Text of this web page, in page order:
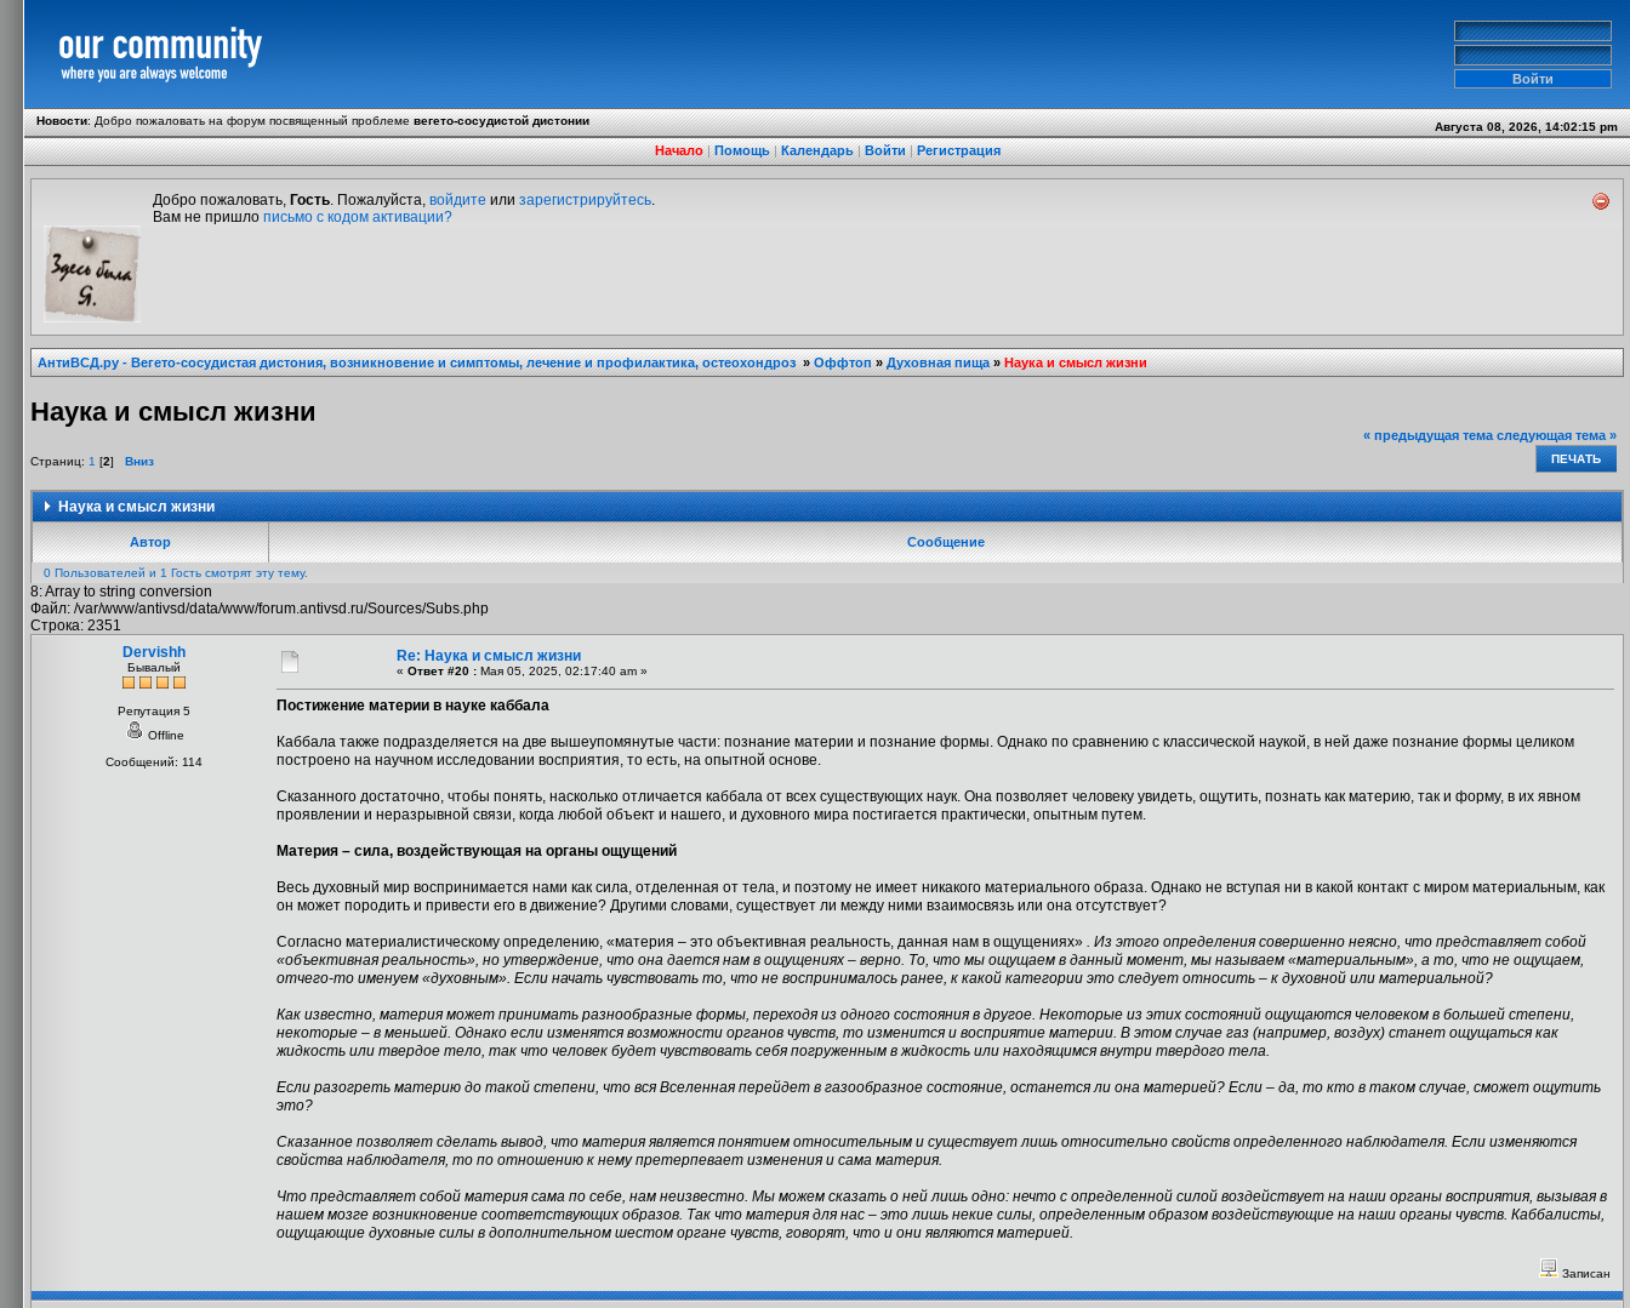
Новости:Добро пожаловать на форум посвященный проблемевегето-сосудистой дистонии Августа 08, 2026, 14:02:15 pm
Начало|Помощь|Календарь|Войти|Регистрация
Добро пожаловать, Гость. Пожалуйста, войдите или зарегистрируйтесь.
Вам не пришло письмо с кодом активации?
АнтиВСД.ру - Вегето-сосудистая дистония, возникновение и симптомы, лечение и профилактика, остеохондроз»Оффтоп»Духовная пища»Наука и смысл жизни
Наука и смысл жизни
Страниц: 1 [2] Вниз
« предыдущая тема следующая тема »
ПЕЧАТЬ
Наука и смысл жизни
Автор Сообщение
0 Пользователей и 1 Гость смотрят эту тему.
8: Array to string conversion
Файл: /var/www/antivsd/data/www/forum.antivsd.ru/Sources/Subs.php
Строка: 2351
Dervishh
Бывалый
Репутация 5
Offline
Сообщений: 114
Re: Наука и смысл жизни
« Ответ #20 : Мая 05, 2025, 02:17:40 am »
Постижение материи в науке каббала
Каббала также подразделяется на две вышеупомянутые части: познание материи и познание формы. Однако по сравнению с классической наукой, в ней даже познание формы целиком
построено на научном исследовании восприятия, то есть, на опытной основе.
Сказанного достаточно, чтобы понять, насколько отличается каббала от всех существующих наук. Она позволяет человеку увидеть, ощутить, познать как материю, так и форму, в их явном
проявлении и неразрывной связи, когда любой объект и нашего, и духовного мира постигается практически, опытным путем.
Материя – сила, воздействующая на органы ощущений
Весь духовный мир воспринимается нами как сила, отделенная от тела, и поэтому не имеет никакого материального образа. Однако не вступая ни в какой контакт с миром материальным, как
он может породить и привести его в движение? Другими словами, существует ли между ними взаимосвязь или она отсутствует?
Согласно материалистическому определению, «материя – это объективная реальность, данная нам в ощущениях» . Из этого определения совершенно неясно, что представляет собой
«объективная реальность», но утверждение, что она дается нам в ощущениях – верно. То, что мы ощущаем в данный момент, мы называем «материальным», а то, что не ощущаем,
отчего-то именуем «духовным». Если начать чувствовать то, что не воспринималось ранее, к какой категории это следует относить – к духовной или материальной?
Как известно, материя может принимать разнообразные формы, переходя из одного состояния в другое. Некоторые из этих состояний ощущаются человеком в большей степени,
некоторые – в меньшей. Однако если изменятся возможности органов чувств, то изменится и восприятие материи. В этом случае газ (например, воздух) станет ощущаться как
жидкость или твердое тело, так что человек будет чувствовать себя погруженным в жидкость или находящимся внутри твердого тела.
Если разогреть материю до такой степени, что вся Вселенная перейдет в газообразное состояние, останется ли она материей? Если – да, то кто в таком случае, сможет ощутить
это?
Сказанное позволяет сделать вывод, что материя является понятием относительным и существует лишь относительно свойств определенного наблюдателя. Если изменяются
свойства наблюдателя, то по отношению к нему претерпевает изменения и сама материя.
Что представляет собой материя сама по себе, нам неизвестно. Мы можем сказать о ней лишь одно: нечто с определенной силой воздействует на наши органы восприятия, вызывая в
нашем мозге возникновение соответствующих образов. Так что материя для нас – это лишь некие силы, определенным образом воздействующие на наши органы чувств. Каббалисты,
ощущающие духовные силы в дополнительном шестом органе чувств, говорят, что и они являются материей.
Записан